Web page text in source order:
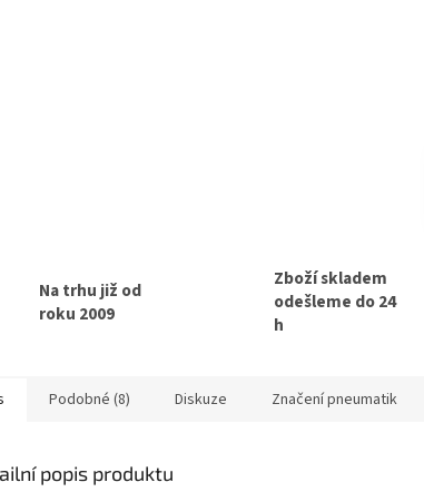
Na trhu již od
roku 2009
Zboží skladem
odešleme do 24
h
Podobné (8) Diskuze Značení pneumatik
popis produktu